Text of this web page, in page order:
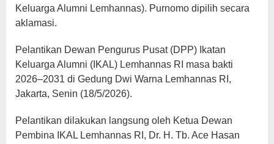
Keluarga Alumni Lemhannas). Purnomo dipilih secara
aklamasi.
Pelantikan Dewan Pengurus Pusat (DPP) Ikatan
Keluarga Alumni (IKAL) Lemhannas RI masa bakti
2026–2031 di Gedung Dwi Warna Lemhannas RI,
Jakarta, Senin (18/5/2026).
Pelantikan dilakukan langsung oleh Ketua Dewan
Pembina IKAL Lemhannas RI, Dr. H. Tb. Ace Hasan